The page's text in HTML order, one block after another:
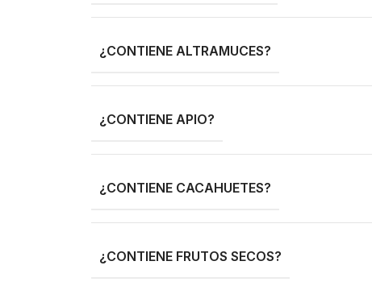
¿CONTIENE ALTRAMUCES?
¿CONTIENE APIO?
¿CONTIENE CACAHUETES?
¿CONTIENE FRUTOS SECOS?